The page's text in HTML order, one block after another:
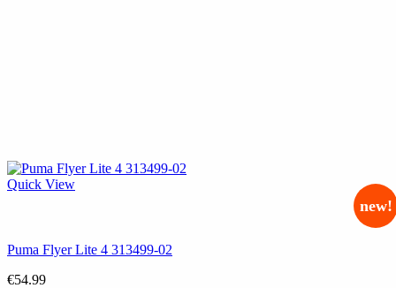
Quick View
new!
Puma Flyer Lite 4 313499-02
€54.99